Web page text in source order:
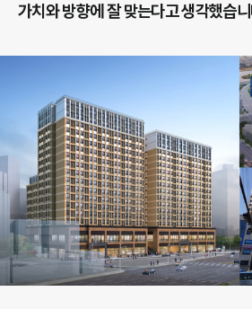
가치와 방향에 잘 맞는다고 생각했습